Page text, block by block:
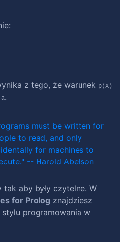
z tego, że warunek p(X)
.
must be written for
to read, and only
for machines to
-- Harold Abelson
tak aby były czytelne. W
for Prolog znajdziesz
programowania w